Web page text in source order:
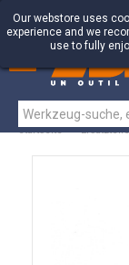
Our webstore uses
experience and we
use to fully
Startseite > Ersatzteile